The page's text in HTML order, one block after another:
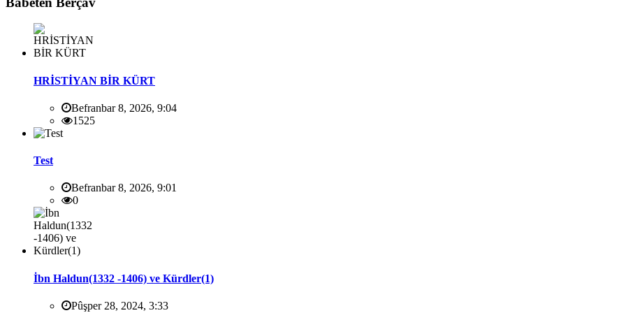
HRİSTİYAN BİR KÜRT
Befranbar 8, 2026, 9:04
1525
Test
Befranbar 8, 2026, 9:01
0
İbn Haldun(1332 -1406) ve Kürdler(1)
Pûşper 28, 2024, 3:33